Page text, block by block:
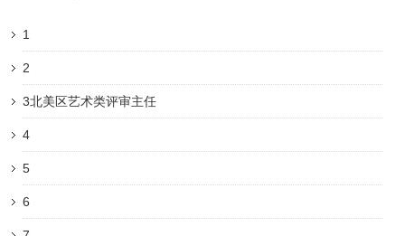
1
2
3北美区艺术类评审主任
4
5
6